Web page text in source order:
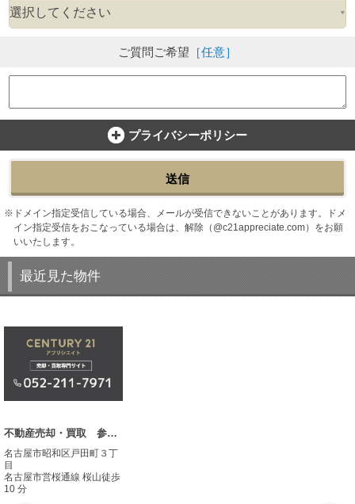
ご質問ご希望 ［任意］
プライバシーポリシー
送信
ドメイン指定受信している場合、メールが受信できないことがあります。ドメ
イン指定受信をおこなっている場合は、解除（@c21appreciate.com）をお願
いいたします。
最近見た物件
不動産売却・買取 参考事例
名古屋市昭和区戸田町３丁
目
名古屋市営桜通線 桜山徒歩
10 分